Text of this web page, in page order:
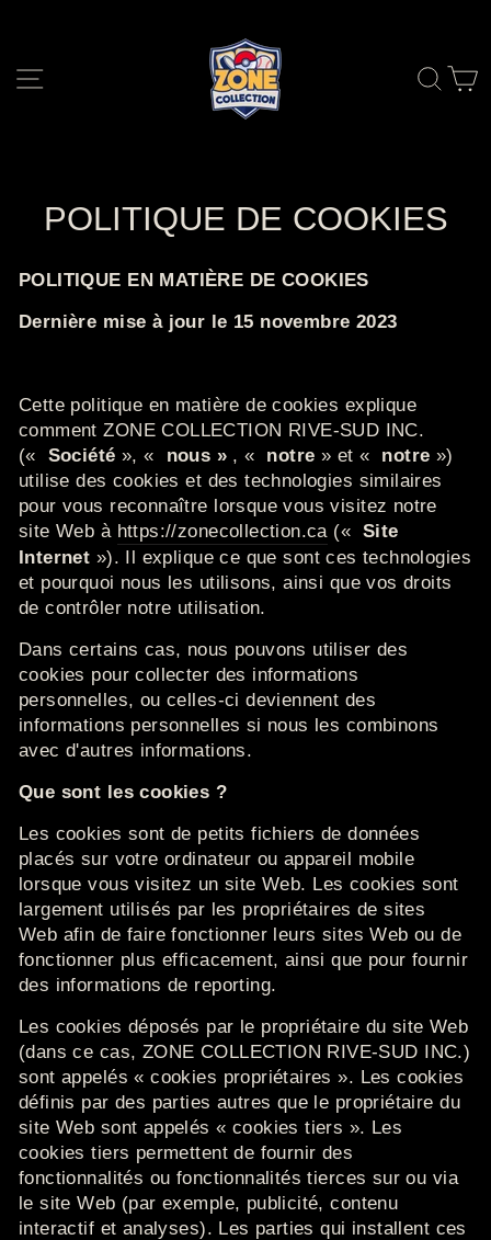
POLITIQUE DE COOKIES
POLITIQUE EN MATIÈRE DE COOKIES
Dernière mise à jour le 15 novembre 2023
Cette politique en matière de cookies explique
comment ZONE COLLECTION RIVE-SUD INC.
(«
Société », « nous » , « notre » et « notre »)
utilise des cookies et des technologies similaires
pour vous reconnaître lorsque vous visitez notre
site Web à https://zonecollection.ca(« Site
Internet »). Il explique ce que sont ces technologies
et pourquoi nous les utilisons, ainsi que vos droits
de contrôler notre utilisation.
Dans certains cas, nous pouvons utiliser des
cookies pour collecter des informations
personnelles, ou celles-ci deviennent des
informations personnelles si nous les combinons
avec d'autres informations.
Que sont les cookies ?
Les cookies sont de petits fichiers de données
placés sur votre ordinateur ou appareil mobile
lorsque vous visitez un site Web. Les cookies sont
largement utilisés par les propriétaires de sites
Web afin de faire fonctionner leurs sites Web ou de
fonctionner plus efficacement, ainsi que pour fournir
des informations de reporting.
Les cookies déposés par le propriétaire du site Web
(dans ce cas, ZONE COLLECTION RIVE-SUD INC.)
sont appelés « cookies propriétaires ». Les cookies
définis par des parties autres que le propriétaire du
site Web sont appelés « cookies tiers ». Les
cookies tiers permettent de fournir des
fonctionnalités ou fonctionnalités tierces sur ou via
le site Web (par exemple, publicité, contenu
interactif et analyses). Les parties qui installent ces